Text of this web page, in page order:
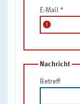
E-Mail *
error
Nachricht
Betreff